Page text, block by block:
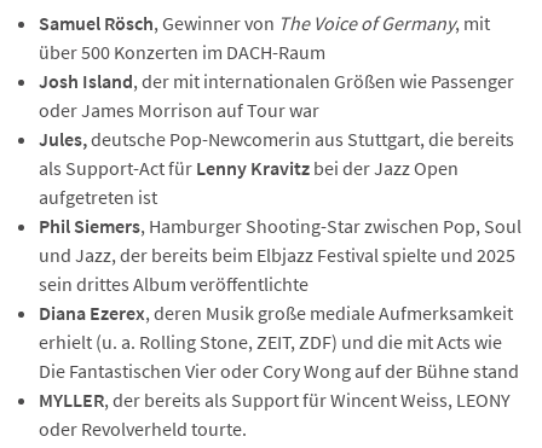
Samuel Rösch, Gewinner von The Voice of Germany, mit
über 500 Konzerten im DACH-Raum
Josh Island, der mit internationalen Größen wie Passenger
oder James Morrison auf Tour war
Jules,deutsche Pop-Newcomerin aus Stuttgart, die bereits
als Support-Act für Lenny Kravitz bei der Jazz Open
aufgetreten ist
Phil Siemers, Hamburger Shooting-Star zwischen Pop, Soul
und Jazz, der bereits beim Elbjazz Festival spielte und 2025
sein drittes Album veröffentlichte
Diana Ezerex, deren Musik große mediale Aufmerksamkeit
erhielt (u. a. Rolling Stone, ZEIT, ZDF) und die mit Acts wie
Die Fantastischen Vier oder Cory Wong auf der Bühne stand
MYLLER, der bereits als Support für Wincent Weiss, LEONY
oder Revolverheld tourte.